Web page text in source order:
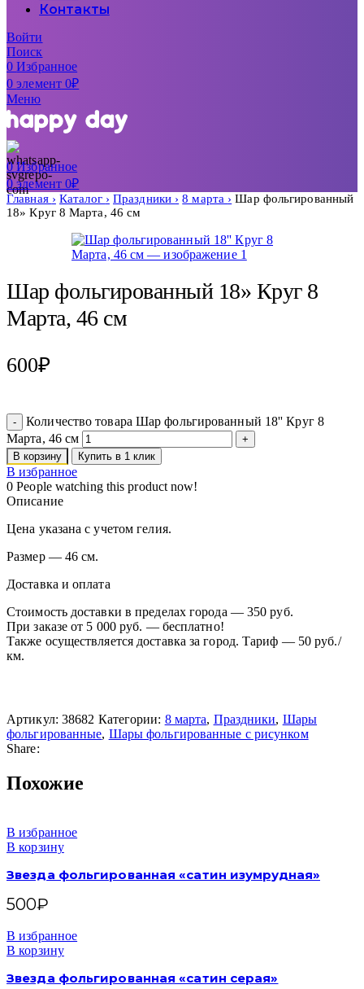
Контакты
Войти
Поиск
0Избранное
0элемент 0₽
Меню
0Избранное
0элемент 0₽
Главная Каталог Праздники 8 марта
Шар фольгированный
18» Круг 8 Марта, 46 см
Шар фольгированный 18» Круг 8
Марта, 46 см
600₽
Количество товара Шар фольгированный 18'' Круг 8
Марта, 46 см
В корзину Купить в 1 клик
В избранное
0 People watching this product now!
Описание
Цена указана с учетом гелия.
Размер — 46 см.
Доставка и оплата
Стоимость доставки в пределах города — 350 руб.
При заказе от 5 000 руб. — бесплатно!
Также осуществляется доставка за город. Тариф — 50 руб./
км.
Артикул: 38682 Категории: 8 марта, Праздники, Шары
фольгированные, Шары фольгированные с рисунком
Share:
Похожие
В избранное
В корзину
Звезда фольгированная «сатин изумрудная»
500₽
В избранное
В корзину
Звезда фольгированная «сатин серая»